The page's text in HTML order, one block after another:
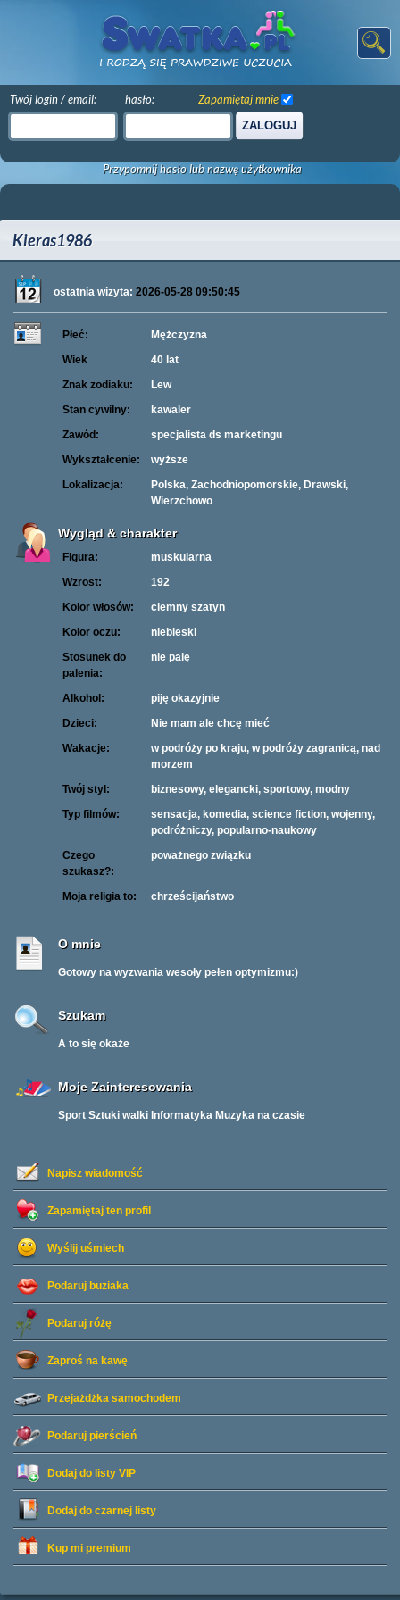
Twój login / email: hasło:
ZALOGUJ
Zapamiętaj mnie
Przypomnij hasło lub nazwę użytkownika
Kieras1986
ostatnia wizyta: 2026-05-28 09:50:45
Napisz wiadomość
Zapamiętaj ten profil
Wyślij uśmiech
Podaruj buziaka
Podaruj różę
Zaproś na kawę
Przejażdżka samochodem
Podaruj pierścień
Dodaj do listy VIP
Dodaj do czarnej listy
Kup mi premium
Płeć:
Mężczyzna
Wiek
40 lat
Znak zodiaku:
Lew
Stan cywilny:
kawaler
Zawód:
specjalista ds marketingu
Wykształcenie:
wyższe
Lokalizacja:
Polska, Zachodniopomorskie, Drawski,
Wierzchowo
Wygląd & charakter
Figura:
muskularna
Wzrost:
192
Kolor włosów:
ciemny szatyn
Kolor oczu:
niebieski
Stosunek do
palenia:
nie palę
Alkohol:
piję okazyjnie
Dzieci:
Nie mam ale chcę mieć
Wakacje:
w podróży po kraju, w podróży zagranicą, nad
morzem
Twój styl:
biznesowy, elegancki, sportowy, modny
Typ filmów:
sensacja, komedia, science fiction, wojenny,
podróżniczy, popularno-naukowy
Czego
szukasz?:
poważnego związku
Moja religia to: chrześcijaństwo
O mnie
Gotowy na wyzwania wesoły pełen optymizmu:)
Szukam
A to się okaże
Moje Zainteresowania
Sport Sztuki walki Informatyka Muzyka na czasie